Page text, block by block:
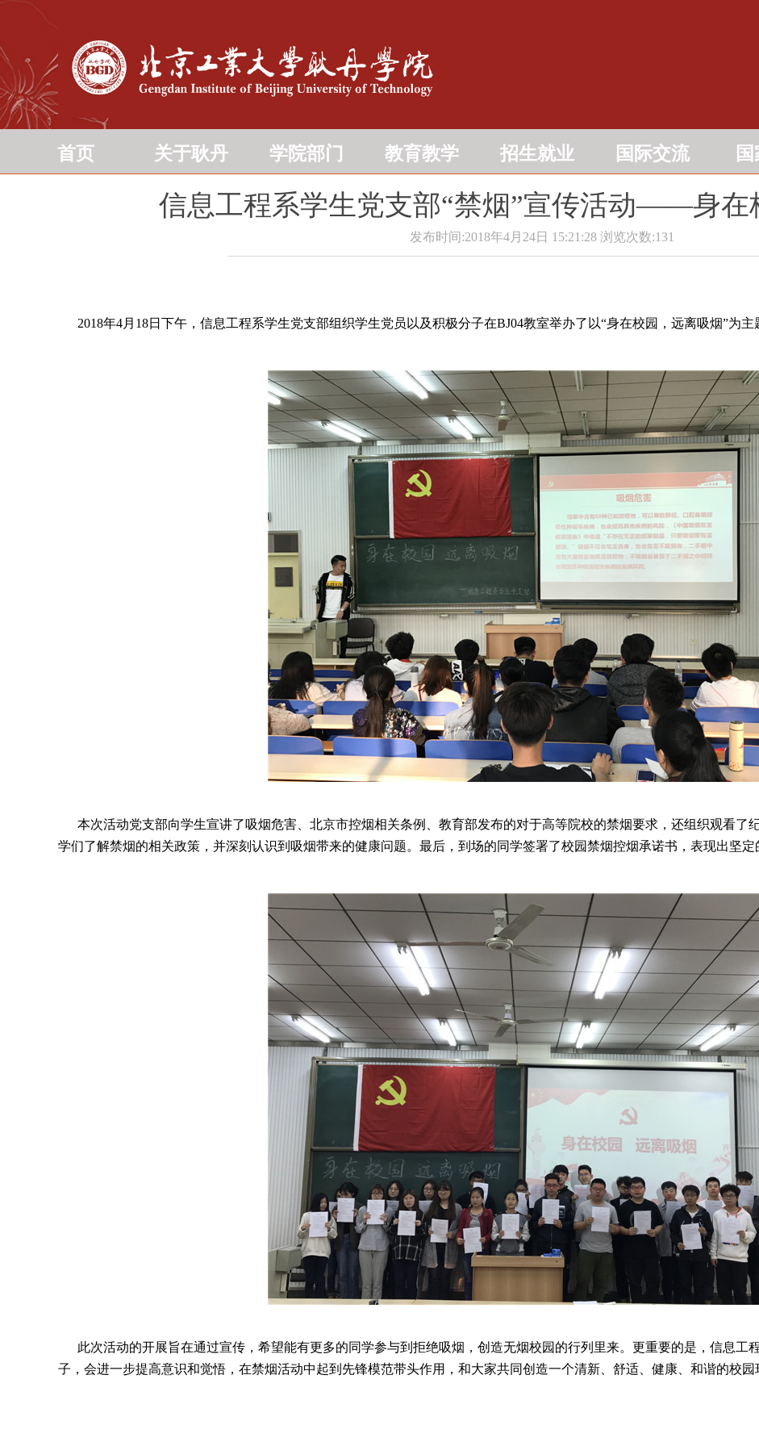
首页 关于耿丹 学院部门 教育教学 招生就业 国际交流
信息工程系学生党支部“禁烟”宣传活动――身在
发布时间:2018年4月24日 15:21:28 浏览次数:131
2018年4月18日下午，信息工程系学生党支部组织学生党员以及积极分子在BJ04教室举办了以“身在校园，远离吸烟”为主
本次活动党支部向学生宣讲了吸烟危害、北京市控烟相关条例、教育部发布的对于高等院校的禁烟要求，还组织观看了
学们了解禁烟的相关政策，并深刻认识到吸烟带来的健康问题。最后，到场的同学签署了校园禁烟控烟承诺书，表现出坚定
此次活动的开展旨在通过宣传，希望能有更多的同学参与到拒绝吸烟，创造无烟校园的行列里来。更重要的是，信息工
子，会进一步提高意识和觉悟，在禁烟活动中起到先锋模范带头作用，和大家共同创造一个清新、舒适、健康、和谐的校园